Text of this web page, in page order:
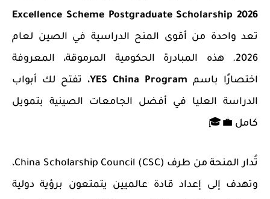
Excellence Scheme Postgraduate Scholarship 2026
تعد واحدة من أقوى المنح الدراسية في الصين لعام
2026. هذه المبادرة الحكومية المرموقة، المعروفة
اختصارًا باسم YES China Program، تفتح لك أبواب
الدراسة العليا في أفضل الجامعات الصينية بتمويل
كامل 💼🎓
تُدار المنحة من طرف China Scholarship Council(CSC)،
وتهدف إلى إعداد قادة عالميين يتمتعون برؤية دولية